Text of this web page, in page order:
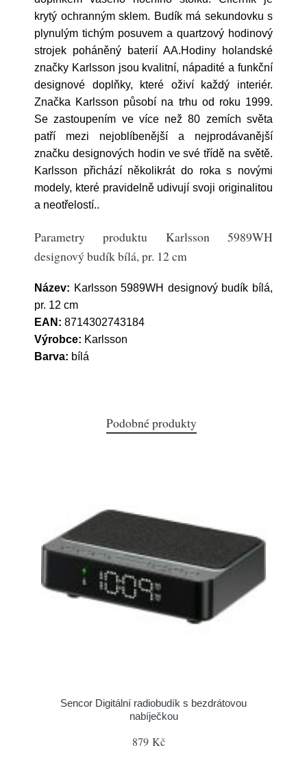
krytý ochranným sklem. Budík má sekundovku s
plynulým tichým posuvem a quartzový hodinový
strojek poháněný baterií AA.Hodiny holandské
značky Karlsson jsou kvalitní, nápadité a funkční
designové doplňky, které oživí každý interiér.
Značka Karlsson působí na trhu od roku 1999.
Se zastoupením ve více než 80 zemích světa
patří mezi nejoblíbenější a nejprodávanější
značku designových hodin ve své třídě na světě.
Karlsson přichází několikrát do roka s novými
modely, které pravidelně udivují svoji originalitou
a neotřelostí..
Parametry produktu Karlsson 5989WH
designový budík bílá, pr. 12 cm
Název: Karlsson 5989WH designový budík bílá,
pr. 12 cm
EAN: 8714302743184
Výrobce: Karlsson
Barva: bílá
Podobné produkty
Sencor Digitální radiobudík s bezdrátovou
nabíječkou
879 Kč